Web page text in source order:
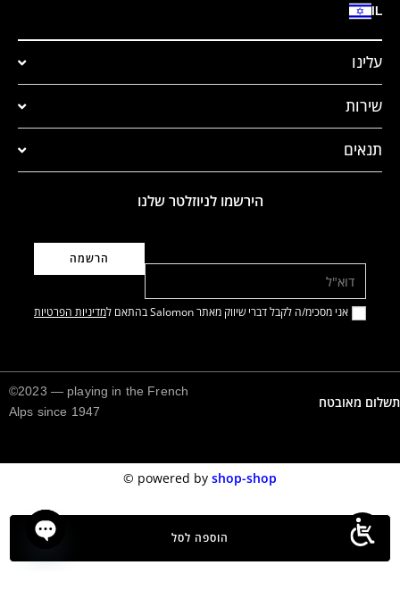
הוספה לסל
IL
עלינו
שירות
תנאים
הירשמו לניוזלטר שלנו
אני מסכימ/ה לקבל דברי שיווק מאתר Salomon בהתאם ל מדיניות הפרטיות
תשלום מאובטח
©2023 — playing in the French
Alps since 1947
powered by shop-shop
©️
chaty